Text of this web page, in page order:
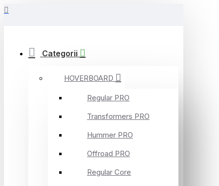
Categorii
HOVERBOARD
Regular PRO
Transformers PRO
Hummer PRO
Offroad PRO
Regular Core